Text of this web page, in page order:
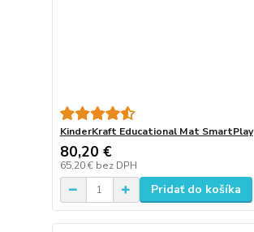
KinderKraft Educational Mat SmartPlay
80,20 €
65,20 € bez DPH
Pridať do košíka